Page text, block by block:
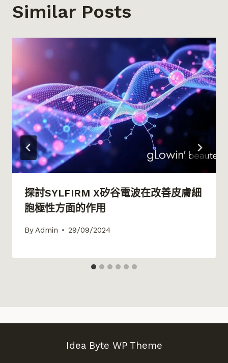
Similar Posts
探討SYLFIRM X矽谷電波在改善皮膚細
胞極性方面的作用
ByAdmin 29/09/2024
Idea Byte WP Theme